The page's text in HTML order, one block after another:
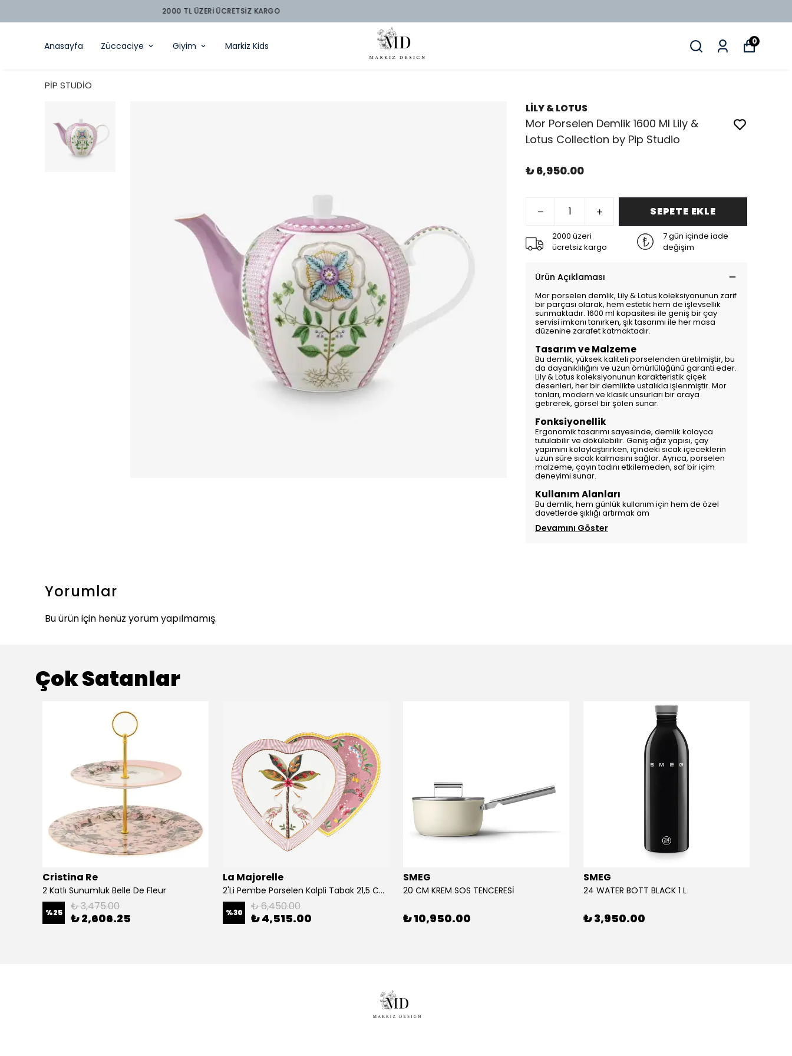
Anasayfa Züccaciye Giyim Markiz Kids 0
PİP STUDİO
LİLY & LOTUS
Mor Porselen Demlik 1600 Ml Lily &
Lotus Collection by Pip Studio
₺ 6,950.00
SEPETE EKLE
2000 üzeri
ücretsiz kargo
7 gün içinde iade
değişim
Ürün Açıklaması
Mor porselen demlik, Lily & Lotus koleksiyonunun zarif
bir parçası olarak, hem estetik hem de işlevsellik
sunmaktadır. 1600 ml kapasitesi ile geniş bir çay
servisi imkanı tanırken, şık tasarımı ile her masa
düzenine zarafet katmaktadır.
Tasarım ve Malzeme
Bu demlik, yüksek kaliteli porselenden üretilmiştir, bu
da dayanıklılığını ve uzun ömürlülüğünü garanti eder.
Lily & Lotus koleksiyonunun karakteristik çiçek
desenleri, her bir demlikte ustalıkla işlenmiştir. Mor
tonları, modern ve klasik unsurları bir araya
getirerek, görsel bir şölen sunar.
Fonksiyonellik
Ergonomik tasarımı sayesinde, demlik kolayca
tutulabilir ve dökülebilir. Geniş ağız yapısı, çay
yapımını kolaylaştırırken, içindeki sıcak içeceklerin
uzun süre sıcak kalmasını sağlar. Ayrıca, porselen
malzeme, çayın tadını etkilemeden, saf bir içim
deneyimi sunar.
Kullanım Alanları
Bu demlik, hem günlük kullanım için hem de özel
davetlerde şıklığı artırmak am
Devamını Göster
Yorumlar
Bu ürün için henüz yorum yapılmamış.
Çok Satanlar
Cristina Re
2 Katlı Sunumluk Belle De Fleur
%25 ₺ 3,475.00
₺ 2,606.25
La Majorelle
2'Li Pembe Porselen Kalpli Tabak 21,5 Cm La Majorelle
%30 ₺ 6,450.00
₺ 4,515.00
SMEG
20 CM KREM SOS TENCERESİ
₺ 10,950.00
SMEG
24 WATER BOTT BLACK 1 L
₺ 3,950.00